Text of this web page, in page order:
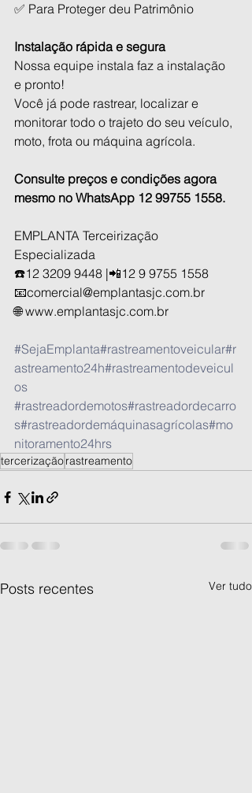
✅ Para Proteger deu Patrimônio
Instalação rápida e segura
Nossa equipe instala faz a instalação
e pronto!
Você já pode rastrear, localizar e
monitorar todo o trajeto do seu veículo,
moto, frota ou máquina agrícola.
Consulte preços e condições agora
mesmo no WhatsApp 12 99755 1558.
EMPLANTA Terceirização
Especializada
☎️12 3209 9448 |📲12 9 9755 1558
📧comercial@emplantasjc.com.br
🌐 www.emplantasjc.com.br
#SejaEmplanta#rastreamentoveicular#r
astreamento24h#rastreamentodeveicul
os
#rastreadordemotos#rastreadordecarro
s#rastreadordemáquinasagrícolas#mo
nitoramento24hrs
tercerizaçãorastreamento
Posts recentes Ver tudo